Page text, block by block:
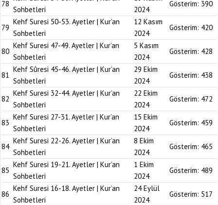
78
Sohbetleri
2024
Gösterim: 390
79
Kehf Suresi 50-53. Ayetler | Kur’an
Sohbetleri
12 Kasım
2024
Gösterim: 420
80
Kehf Suresi 47-49. Ayetler | Kur’an
Sohbetleri
5 Kasım
2024
Gösterim: 428
81
Kehf Sûresi 45-46. Ayetler | Kur’an
Sohbetleri
29 Ekim
2024
Gösterim: 438
82
Kehf Suresi 32-44. Ayetler | Kur’an
Sohbetleri
22 Ekim
2024
Gösterim: 472
83
Kehf Suresi 27-31. Ayetler | Kur’an
Sohbetleri
15 Ekim
2024
Gösterim: 459
84
Kehf Suresi 22-26. Ayetler | Kur’an
Sohbetleri
8 Ekim
2024
Gösterim: 465
85
Kehf Suresi 19-21. Ayetler | Kur’an
Sohbetleri
1 Ekim
2024
Gösterim: 489
86
Kehf Suresi 16-18. Ayetler | Kur’an
Sohbetleri
24 Eylül
2024
Gösterim: 517